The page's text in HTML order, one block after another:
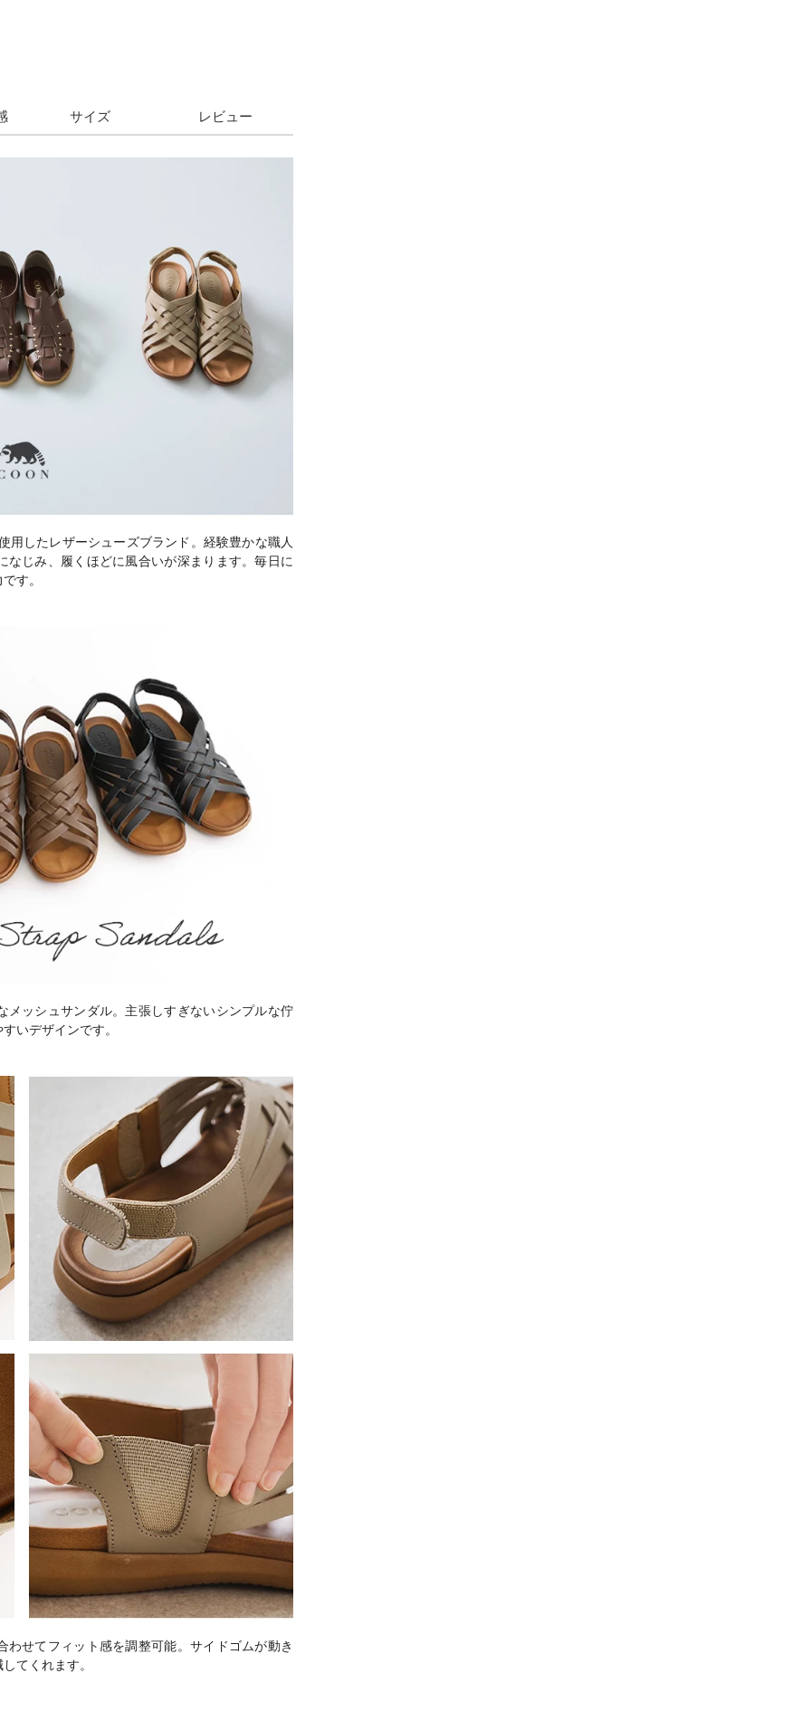
サイズ レビュー
用したレザーシューズブランド。経験豊かな職人
じみ、履くほどに風合いが深まります。毎日に
す。
メッシュサンダル。主張しすぎないシンプルな佇
いデザインです。
せてフィット感を調整可能。サイドゴムが動き
てくれます。